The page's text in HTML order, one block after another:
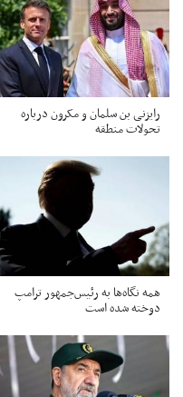
رایزنی بن سلمان و مکرون درباره
تحولات منطقه
همه نگاه‌ها به رئیس‌جمهور ترامپ
دوخته شده است